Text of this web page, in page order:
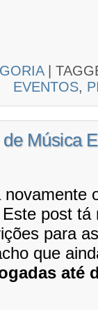
EVENTOS,
Música
post tá
para
que
até